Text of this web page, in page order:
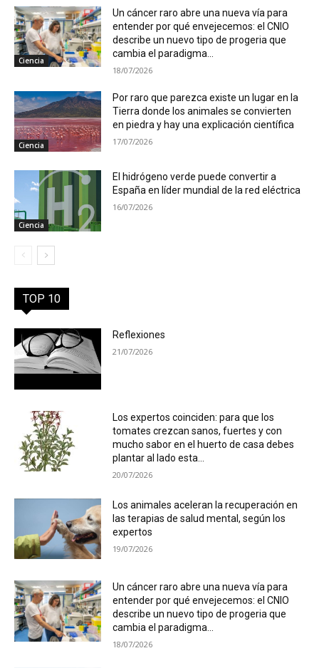
Ciencia
Un cáncer raro abre una nueva vía para
entender por qué envejecemos: el CNIO
describe un nuevo tipo de progeria que
cambia el paradigma...
18/07/2026
Ciencia
Por raro que parezca existe un lugar en la
Tierra donde los animales se convierten
en piedra y hay una explicación científica
17/07/2026
Ciencia
El hidrógeno verde puede convertir a
España en líder mundial de la red eléctrica
16/07/2026
TOP 10
Reflexiones
21/07/2026
Los expertos coinciden: para que los
tomates crezcan sanos, fuertes y con
mucho sabor en el huerto de casa debes
plantar al lado esta...
20/07/2026
Los animales aceleran la recuperación en
las terapias de salud mental, según los
expertos
19/07/2026
Un cáncer raro abre una nueva vía para
entender por qué envejecemos: el CNIO
describe un nuevo tipo de progeria que
cambia el paradigma...
18/07/2026